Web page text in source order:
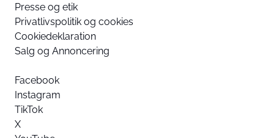
Presse og etik
Privatlivspolitik og cookies
Cookiedeklaration
Salg og Annoncering
Facebook
Instagram
TikTok
X